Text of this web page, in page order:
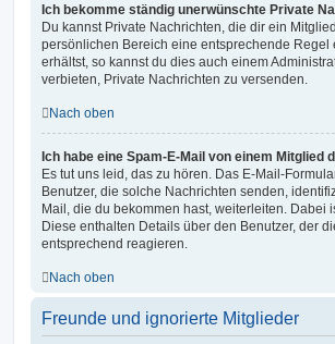
Ich bekomme ständig unerwünschte Private
Du kannst Private Nachrichten, die dir ein
persönlichen Bereich eine entsprechende
erhältst, so kannst du dies auch einem
verbieten, Private Nachrichten zu versenden.
Nach oben
Ich habe eine Spam-E-Mail von einem Mitglied
Es tut uns leid, das zu hören. Das E-Mail-
Benutzer, die solche Nachrichten senden,
Mail, die du bekommen hast, weiterleiten.
Diese enthalten Details über den Benutzer, der
entsprechend reagieren.
Nach oben
Freunde und ignorierte Mitglieder